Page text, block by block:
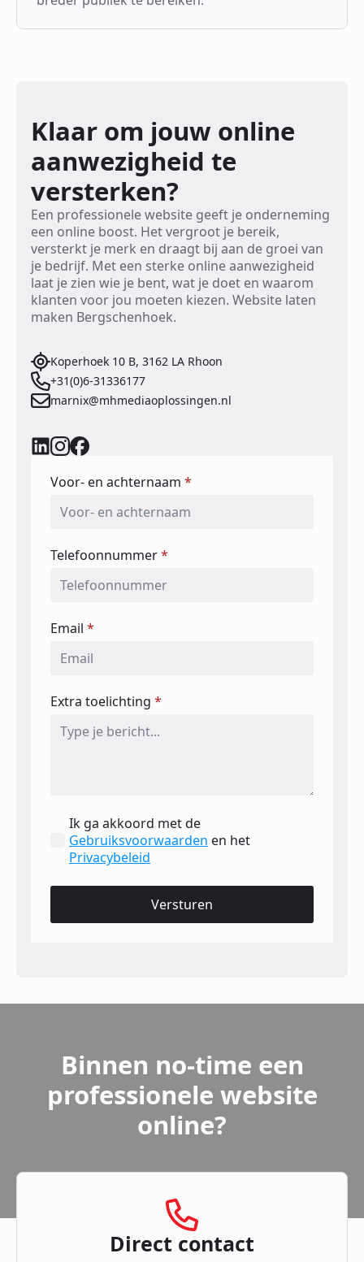
Klaar om jouw online
aanwezigheid te
versterken?
Een professionele website geeft je onderneming
een online boost. Het vergroot je bereik,
versterkt je merk en draagt bij aan de groei van
je bedrijf. Met een sterke online aanwezigheid
laat je zien wie je bent, wat je doet en waarom
klanten voor jou moeten kiezen. Website laten
maken Bergschenhoek.
Koperhoek 10 B, 3162 LA Rhoon
+31(0)6-31336177
marnix@mhmediaoplossingen.nl
Voor- en achternaam *
Telefoonnummer*
Email *
Extra toelichting *
Ik ga akkoord met de
Gebruiksvoorwaarden en het
Privacybeleid
Versturen
Binnen no-time een
professionele website
online?
Direct contact